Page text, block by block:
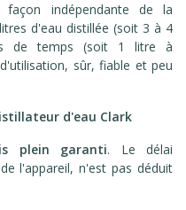
indépendante de la
d'eau distillée (soit 3 à 4
de temps (soit 1 litre à
sûr, fiable et peu
d'eau Clark
plein garanti. Le délai
l'appareil, n'est pas déduit